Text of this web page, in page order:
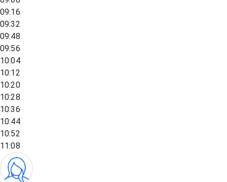
09:16
09:32
09:48
09:56
10:04
10:12
10:20
10:28
10:36
10:44
10:52
11:08